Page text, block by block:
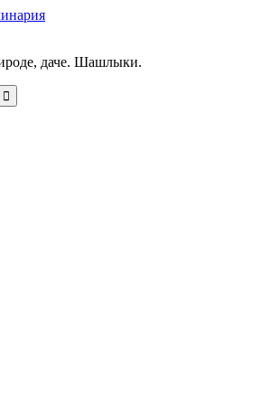
даче. Шашлыки.